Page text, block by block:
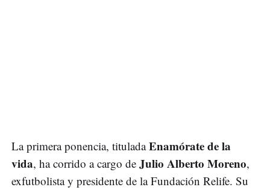
La primera ponencia, tituladaEnamórate de la
vida, ha corrido a cargo de Julio Alberto Moreno,
exfutbolista y presidente de la Fundación Relife. Su